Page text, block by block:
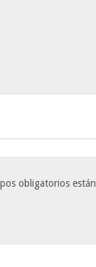
obligatorios están